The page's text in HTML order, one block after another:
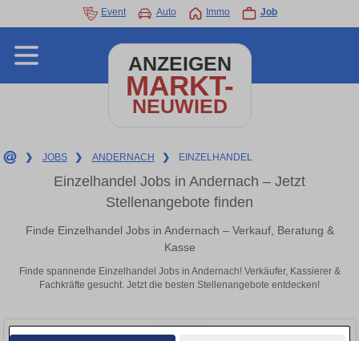
Event Auto Immo Job
ANZEIGEN
MARKT-
NEUWIED
❯ JOBS ❯ ANDERNACH ❯ EINZELHANDEL
Einzelhandel Jobs in Andernach – Jetzt
Stellenangebote finden
Finde Einzelhandel Jobs in Andernach – Verkauf, Beratung &
Kasse
Finde spannende Einzelhandel Jobs in Andernach! Verkäufer, Kassierer &
Fachkräfte gesucht. Jetzt die besten Stellenangebote entdecken!